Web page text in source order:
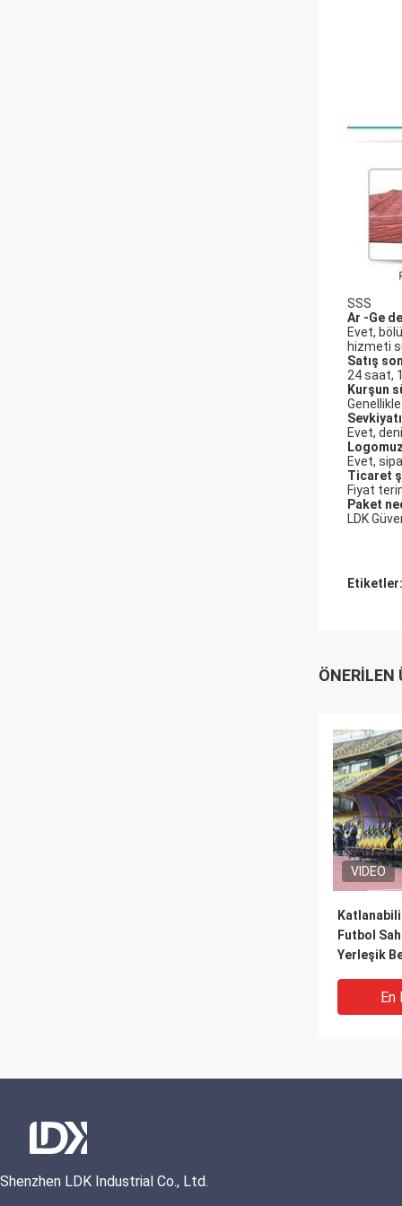
SSS
Ar -Ge
Evet,
hizmeti
Satış
24 saat,
Kurşun
Evet,
Evet,
Ticaret
Fiyat
Paket
LDK
Etiketler:
ÖNERILEN
VIDEO
Futbol
Yerleşik
En
Shenzhen LDK Industrial Co., Ltd.